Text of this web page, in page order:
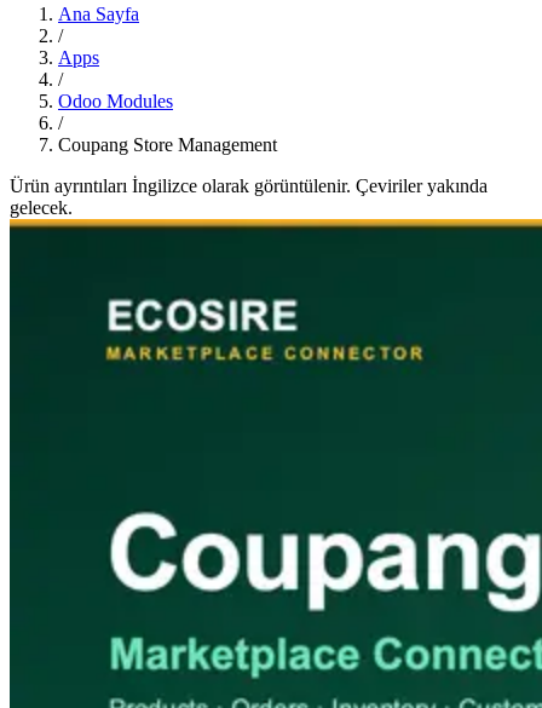
Ana Sayfa
/
Apps
/
Odoo Modules
/
Coupang Store Management
Ürün ayrıntıları İngilizce olarak görüntülenir. Çeviriler yakında
gelecek.